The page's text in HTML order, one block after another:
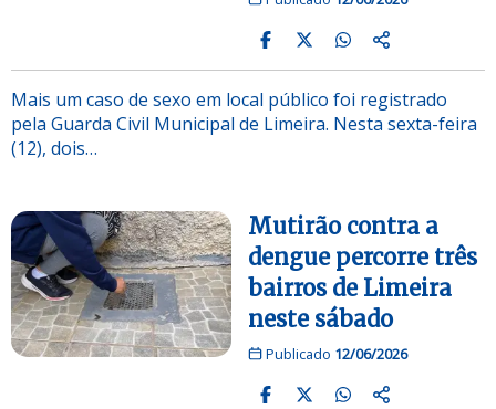
Mais um caso de sexo em local público foi registrado
pela Guarda Civil Municipal de Limeira. Nesta sexta-feira
(12), dois…
Mutirão contra a
dengue percorre três
bairros de Limeira
neste sábado
Publicado 12/06/2026